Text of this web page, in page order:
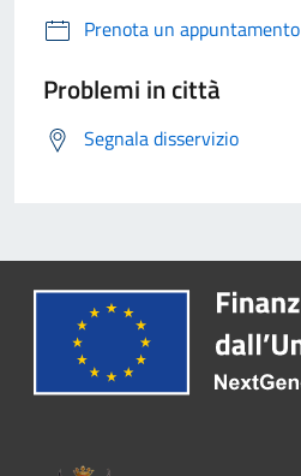
Prenota un appuntamento
Problemi in città
Segnala disservizio